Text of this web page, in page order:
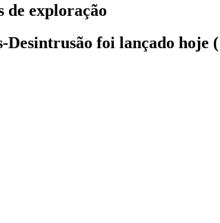
de exploração
foi lançado hoje